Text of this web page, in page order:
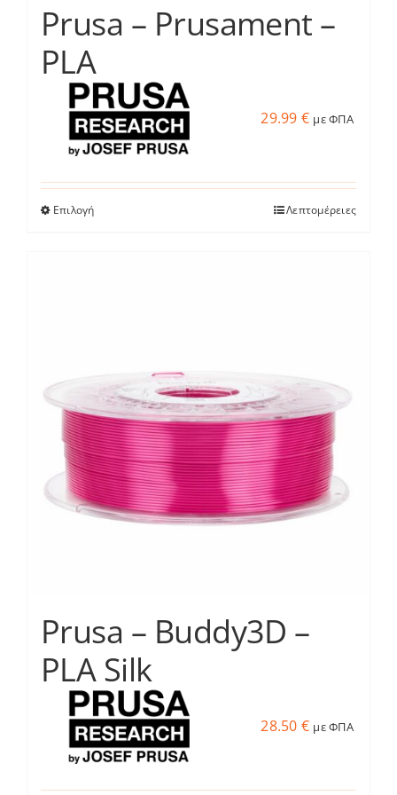
Prusa – Prusament –
PLA
29.99 € με ΦΠΑ
ΕπιλογήΑυτό
επιλογές
μπορούν
να
επιλεγούν
στη
σελίδα
του
Λεπτομέρειες
Prusa – Buddy3D –
PLA Silk
28.50 € με ΦΠΑ